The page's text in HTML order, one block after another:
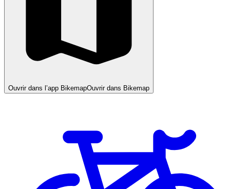
Ouvrir dans l’app BikemapOuvrir dans Bikemap